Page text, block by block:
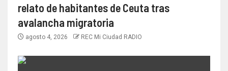
relato de habitantes de Ceuta tras
avalancha migratoria
agosto 4, 2026 REC Mi Ciudad RADIO